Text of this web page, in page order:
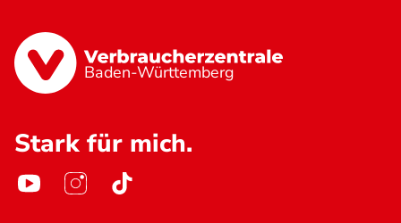
Baden-Württemberg
Stark für mich.